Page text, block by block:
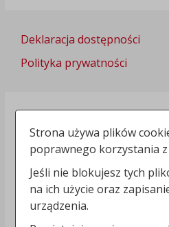
Deklaracja dostępności
Polityka prywatności
Strona używa plików
poprawnego korzystania
Jeśli nie blokujesz tych
na ich użycie oraz
urządzenia.